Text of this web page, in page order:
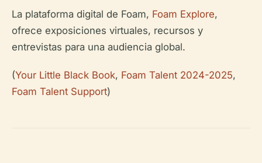
La plataforma digital de Foam, Foam Explore,
ofrece exposiciones virtuales, recursos y
entrevistas para una audiencia global.
(Your Little Black Book, Foam Talent 2024-2025,
Foam Talent Support)